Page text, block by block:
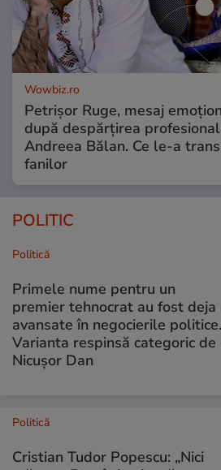
Wowbiz.ro
Petrișor Ruge, mesaj
după despărțirea
Andreea Bălan. Ce le-a
fanilor
POLITIC
Politică
Primele nume pentru un
premier tehnocrat au fost deja
avansate în negocierile politice.
Varianta respinsă categoric de
Nicușor Dan
Politică
Cristian Tudor Popescu: „Nici